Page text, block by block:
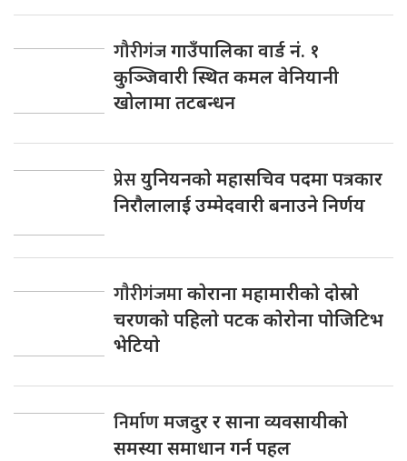
गौरीगंजगाउँपालिका वार्ड नं. १
कुञ्जिवारी स्थित कमल वेनियानी
खोलामा तटबन्धन
प्रेसयुनियनकाे महासचिव पदमा पत्रकार
निराैलालाई उम्मेदवारी बनाउने निर्णय
गाैरीगंजमाकाेराना महामारीकाे दाेस्राे
चरणकाे पहिलाे पटक काेराेना पाेजिटिभ
भेटियाे
निर्माणमजदुर र साना व्यवसायीको
समस्या समाधान गर्न पहल